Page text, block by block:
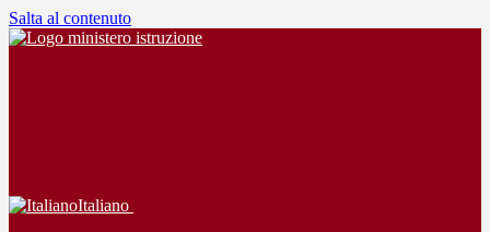
Salta al contenuto
Italiano